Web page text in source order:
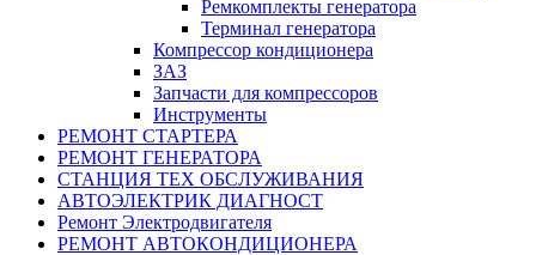
Ремкомплекты генератора
Терминал генератора
Компрессор кондиционера
ЗАЗ
Запчасти для компрессоров
Инструменты
РЕМОНТ СТАРТЕРА
РЕМОНТ ГЕНЕРАТОРА
СТАНЦИЯ ТЕХ ОБСЛУЖИВАНИЯ
АВТОЭЛЕКТРИК ДИАГНОСТ
Ремонт Электродвигателя
РЕМОНТ АВТОКОНДИЦИОНЕРА